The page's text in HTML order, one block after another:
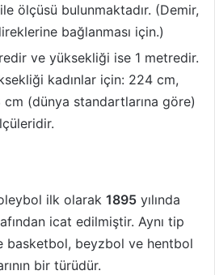
ölçüsü bulunmaktadır. (Demir,
bağlanması için.)
ve yüksekliği ise 1 metredir.
kadınlar için: 224 cm,
(dünya standartlarına göre)
ilk olarak 1895 yılında
icat edilmiştir. Aynı tip
basketbol, ​​beyzbol ve hentbol
bir türüdür.